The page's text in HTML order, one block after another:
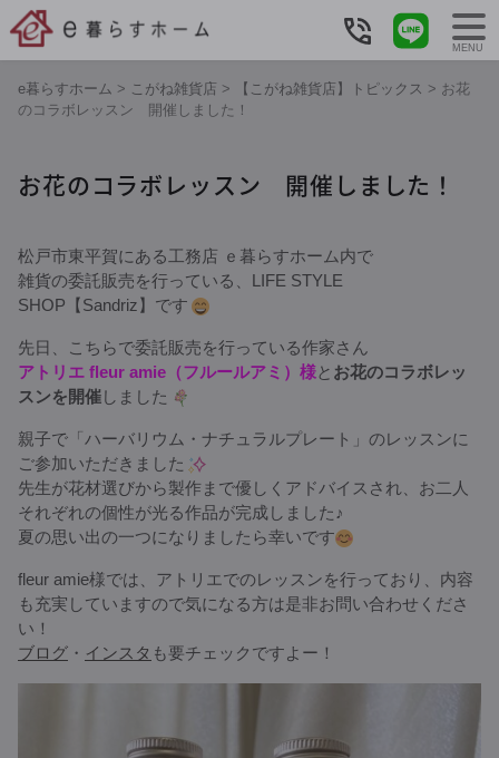
e暮らすホーム > こがね雑貨店 > 【こがね雑貨店】トピックス > お花
のコラボレッスン 開催しました！
お花のコラボレッスン 開催しました！
松戸市東平賀にある工務店 ｅ暮らすホーム内で
雑貨の委託販売を行っている、LIFE STYLE
SHOP【Sandriz】です
先日、こちらで委託販売を行っている作家さん
アトリエ fleur amie（フルールアミ）様と お花のコラボレッ
スンを開催しました
親子で「ハーバリウム・ナチュラルプレート」のレッスンに
ご参加いただきました
先生が花材選びから製作まで優しくアドバイスされ、お二人
それぞれの個性が光る作品が完成しました♪
夏の思い出の一つになりましたら幸いです
fleur amie様では、アトリエでのレッスンを行っており、内容
も充実していますので気になる方は是非お問い合わせくださ
い！
ブログ ・ インスタ も要チェックですよー！
MENU